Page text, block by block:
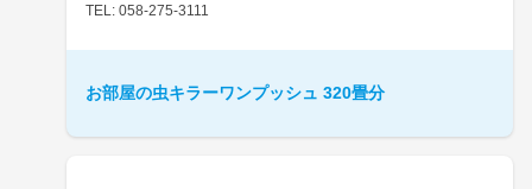
TEL: 058-275-3111
お部屋の虫キラーワンプッシュ 320畳分